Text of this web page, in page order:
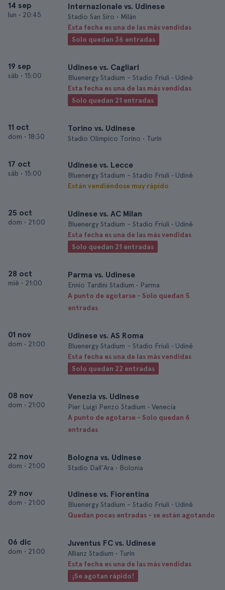
14 sep
lun • 20:45
Internazionale vs. Udinese
Stadio San Siro • Milán
Esta fecha es una de las más vendidas
Solo quedan 36 entradas
19 sep
sáb • 15:00
Udinese vs. Cagliari
Bluenergy Stadium - Stadio Friuli • Udiné
Esta fecha es una de las más vendidas
Solo quedan 21 entradas
11 oct
dom • 18:30
Torino vs. Udinese
Stadio Olimpico Torino • Turín
17 oct
sáb • 15:00
Udinese vs. Lecce
Bluenergy Stadium - Stadio Friuli • Udiné
Están vendiéndose muy rápido
25 oct
dom • 21:00
Udinese vs. AC Milan
Bluenergy Stadium - Stadio Friuli • Udiné
Esta fecha es una de las más vendidas
Solo quedan 21 entradas
28 oct
mié • 21:00
Parma vs. Udinese
Ennio Tardini Stadium • Parma
A punto de agotarse - Solo quedan 5
entradas
01 nov
dom • 21:00
Udinese vs. AS Roma
Bluenergy Stadium - Stadio Friuli • Udiné
Esta fecha es una de las más vendidas
Solo quedan 22 entradas
08 nov
dom • 21:00
Venezia vs. Udinese
Pier Luigi Penzo Stadium • Venecia
A punto de agotarse - Solo quedan 6
entradas
22 nov
dom • 21:00
Bologna vs. Udinese
Stadio Dall'Ara • Bolonia
29 nov
dom • 21:00
Udinese vs. Fiorentina
Bluenergy Stadium - Stadio Friuli • Udiné
Quedan pocas entradas - se están agotando
06 dic
dom • 21:00
Juventus FC vs. Udinese
Allianz Stadium • Turín
Esta fecha es una de las más vendidas
¡Se agotan rápido!